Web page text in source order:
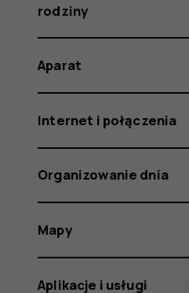
rodziny
Aparat
Internet i połączenia
Organizowanie dnia
Mapy
Aplikacje i usługi